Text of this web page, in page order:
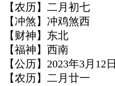
【农历】二月初七
【冲煞】冲鸡煞西
【财神】东北
【福神】西南
【公历】2023年3月12日
【农历】二月廿一